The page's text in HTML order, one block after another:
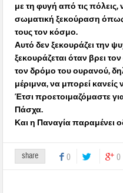
με τη φυγή από τις
σωματική ξεκούραση
τους τον κόσμο.
Αυτό δεν ξεκουράζει την
ξεκουράζεται όταν βρει
τον δρόμο του ουρανού,
μέριμνα, να μπορεί κανείς
Έτσι προετοιμαζόμαστε
Πάσχα.
Και η Παναγία παραμένει
share 0 0